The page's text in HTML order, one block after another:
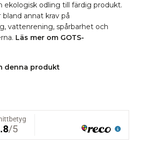
ekologisk odling till färdig produkt.
annat krav på
vattenrening, spårbarhet och
Läs mer om GOTS-
denna produkt